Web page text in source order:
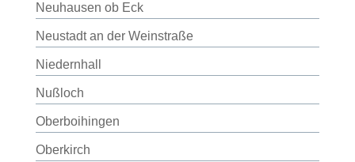
Neuhausen ob Eck
Neustadt an der Weinstraße
Niedernhall
Nußloch
Oberboihingen
Oberkirch